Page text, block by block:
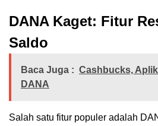
DANA Kaget: Fitur
Saldo
Baca Juga : Cashbucks,
DANA
Salah satu fitur populer adalah